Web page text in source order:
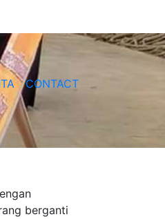
CONTACT
berganti